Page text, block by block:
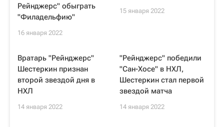
Рейнджерс" обыграть
"Филадельфию"
16 января 2022
15 января 2022
Вратарь "Рейнджерс"
Шестеркин признан
второй звездой дня в
НХЛ
14 января 2022
"Рейнджерс" победили
"Сан-Хосе" в НХЛ,
Шестеркин стал первой
звездой матча
14 января 2022